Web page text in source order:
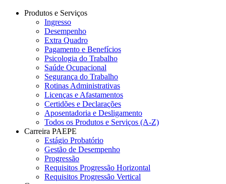
Produtos e Serviços
Ingresso
Desempenho
Extra Quadro
Pagamento e Benefícios
Psicologia do Trabalho
Saúde Ocupacional
Segurança do Trabalho
Rotinas Administrativas
Licenças e Afastamentos
Certidões e Declarações
Aposentadoria e Desligamento
Todos os Produtos e Serviços (A-Z)
Carreira PAEPE
Estágio Probatório
Gestão de Desempenho
Progressão
Requisitos Progressão Horizontal
Requisitos Progressão Vertical